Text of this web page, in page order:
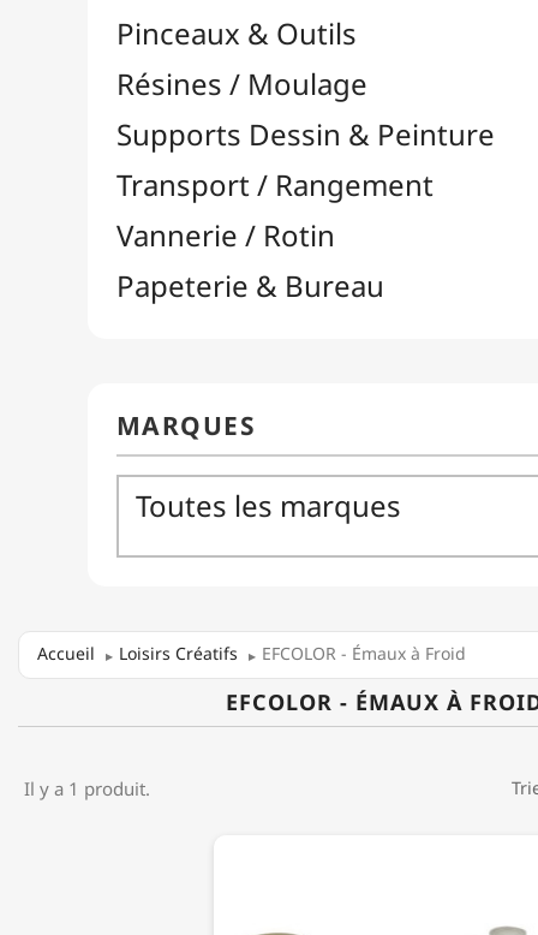
Accueil Loisirs Créatifs EFCOLOR - Émaux à Froid
EFCOLOR - ÉMAUX À
Il y a 1 produit.